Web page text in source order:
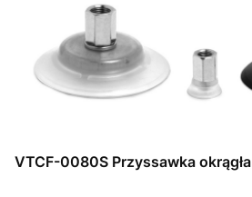
VTCF-0080S Przyssawka okrągła